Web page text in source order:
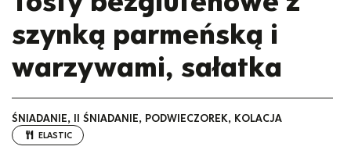
szynką parmeńską i
warzywami, sałatka
ŚNIADANIE, II ŚNIADANIE, PODWIECZOREK, KOLACJA
ELASTIC